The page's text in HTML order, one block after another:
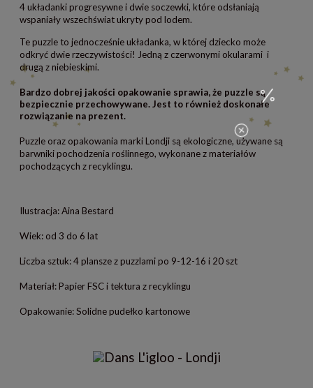
4 układanki progresywne i dwie soczewki, które odsłaniają
wspaniały wszechświat ukryty pod lodem.
Te puzzle to jednocześnie układanka, w której dziecko może
odkryć dwie rzeczywistości! Jedną z czerwonymi okularami i
drugą z niebieskimi.
Bardzo dobrej jakości opakowanie sprawia, że puzzle są
bezpiecznie przechowywane. Jest to również doskonałe
rozwiązanie na prezent.
Puzzle oraz opakowania marki Londji są ekologiczne, używane są
barwniki pochodzenia roślinnego, wykonane z materiałów
pochodzących z recyklingu.
Ilustracja: Aina Bestard
Wiek: od 3 do 6 lat
Liczba sztuk: 4 plansze z puzzlami po 9-12-16 i 20 szt
Materiał: Papier FSC i tektura z recyklingu
Opakowanie: Solidne pudełko kartonowe